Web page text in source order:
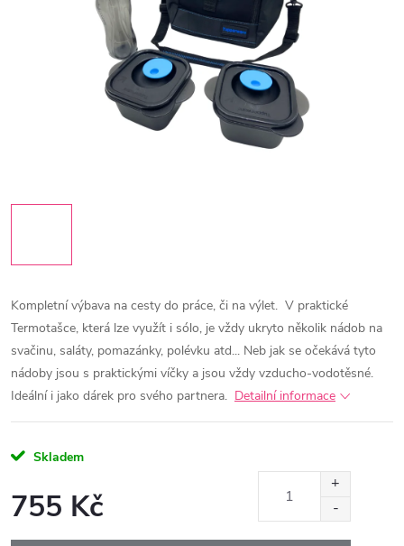
Kompletní výbava na cesty do práce, či na výlet. V praktické
Termotašce, která lze využít i sólo, je vždy ukryto několik nádob na
svačinu, saláty, pomazánky, polévku atd... Neb jak se očekává tyto
nádoby jsou s praktickými víčky a jsou vždy vzducho-vodotěsné.
Ideální i jako dárek pro svého partnera. Detailní informace
Skladem
755 Kč